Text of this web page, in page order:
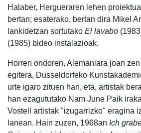
Halaber, Hergueraren lehen
bertan; esaterako, bertan dira Mikel
lankidetzan sortutako El lavabo
(1985) bideo instalazioak.
Horren ondoren, Alemaniara joan
egitera, Dusseldorfeko
urte igaro zituen han, eta, artistak
han ezagututako Nam June Paik
Vostell artistak "izugarrizko" eragina
lanean. Hain zuzen, 1968an Ich